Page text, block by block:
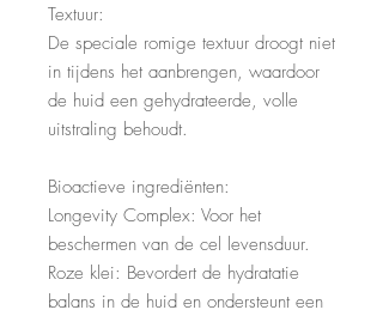
Textuur:
De speciale romige textuur droogt niet
in tijdens het aanbrengen, waardoor
de huid een gehydrateerde, volle
uitstraling behoudt.
Bioactieve ingrediënten:
Longevity Complex: Voor het
beschermen van de cel levensduur.
Roze klei: Bevordert de hydratatie
balans in de huid en ondersteunt een